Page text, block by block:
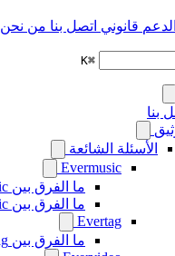
الدعم قانوني اتصل بنا من نحن
⌘
K
بنا
الأسئلة الشائعة
Evermusic
ما الفرق بين Evermusic و Flacbox
ما الفرق بين Evermusic وEvermusic Premium
Evertag
ما الفرق بين Evertag وEvertag Premium